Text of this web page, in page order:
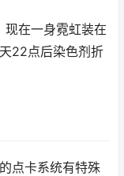
在一身霓虹装在
22点后染色剂折
点卡系统有特殊